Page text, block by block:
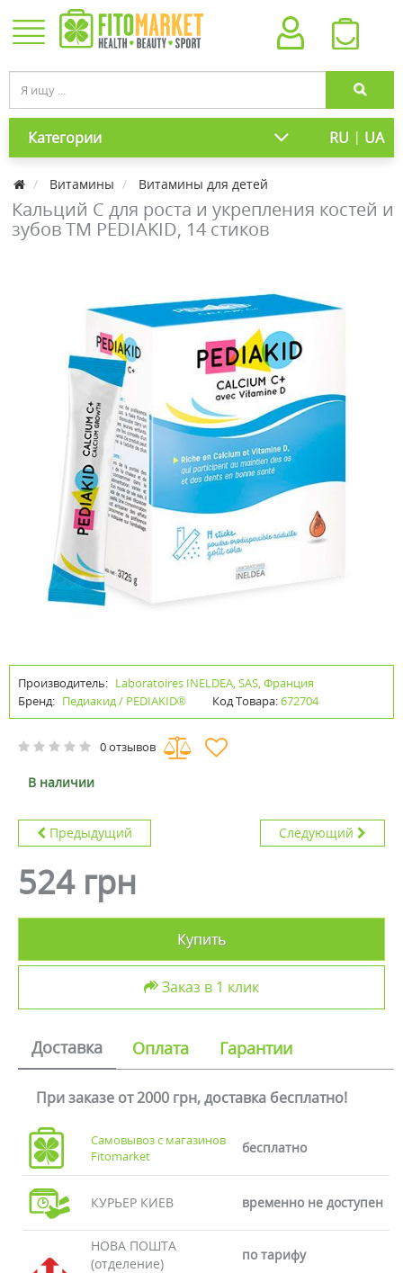
Категории RU | UA
Витамины Витамины для детей
Кальций С для роста и укрепления костей и
зубов ТМ PEDIAKID, 14 стиков
Производитель: Laboratoires INELDEA, SAS, Франция
Бренд: Педиакид / PEDIAKID® Код Товара:672704
0 отзывов
В наличии
Предыдущий Следующий
524 грн
Купить
Заказ в 1 клик
Доставка Оплата Гарантии
При заказе от 2000 грн, доставка бесплатно!
Самовывоз с магазинов
Fitomarket
бесплатно
КУРЬЕР КИЕВ временно не доступен
НОВА ПОШТА
(отделение)
по тарифу